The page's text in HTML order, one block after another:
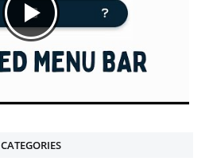
CATEGORIES